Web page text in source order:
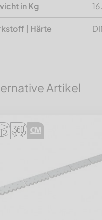
in Kg
| Härte
Artikel